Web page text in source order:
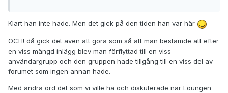
Klart han inte hade. Men det gick på den tiden han var här
OCH! då gick det även att göra som så att man bestämde att efter
en viss mängd inlägg blev man förflyttad till en viss
användargrupp och den gruppen hade tillgång till en viss del av
forumet som ingen annan hade.
Med andra ord det som vi ville ha och diskuterade när Loungen